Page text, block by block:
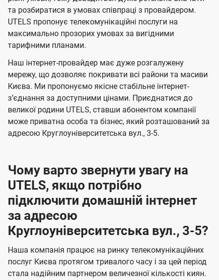
і
ї
U
t
e
l
s
б
а
ч
е
н
н
я
м
б
а
ч
н
н
я
м
та розбиратися в умовах співпраці з провайдером.
UTELS пропонує телекомунікаційні послуги на
максимально прозорих умовах за вигідними
тарифними планами.
Наш інтернет-провайдер має дуже розгалужену
мережу, що дозволяє покривати всі райони та масиви
Києва. Ми пропонуємо якісне стабільне інтернет-
зʼєднання за доступними цінами. Приєднатися до
великої родини UTELS, ставши абонентом компанії
може приватна особа та бізнес, який розташований за
адресою Круглоуніверситетська вул., 3-5.
Чому варто звернути увагу на
UTELS, якщо потрібно
підключити домашній інтернет
за адресою
Круглоуніверситетська вул., 3-5?
Наша компанія працює на ринку телекомунікаційних
послуг Києва протягом тривалого часу і за цей період
стала надійним партнером величезної кількості киян.